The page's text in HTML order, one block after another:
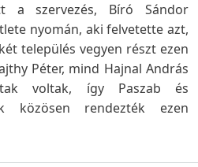
a szervezés, Bíró Sándor
nyomán, aki felvetette azt,
település vegyen részt ezen
Péter, mind Hajnal András
voltak, így Paszab és
közösen rendezték ezen